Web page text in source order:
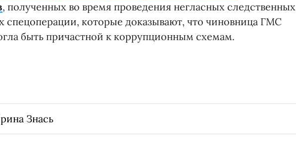
, полученных во время проведения негласных следственных
спецоперации, которые доказывают, что чиновница ГМС
быть причастной к коррупционным схемам.
Знась